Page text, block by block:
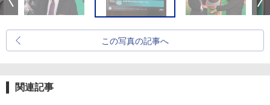
この写真の記事へ
関連記事